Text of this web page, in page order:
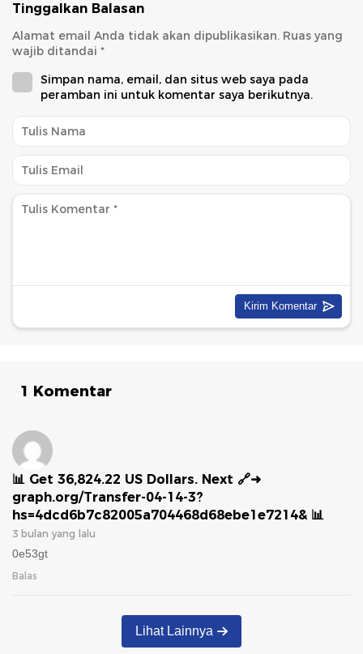
Tinggalkan Balasan
Alamat email Anda tidak akan dipublikasikan. Ruas yang
wajib ditandai *
Simpan nama, email, dan situs web saya pada
peramban ini untuk komentar saya berikutnya.
1 Komentar
📊 Get 36,824.22 US Dollars. Next 🔗➜
graph.org/Transfer-04-14-3?
hs=4dcd6b7c82005a704468d68ebe1e7214& 📊
3 bulan yang lalu
0e53gt
Balas
Lihat Lainnya